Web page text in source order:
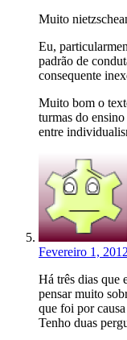
Muito
Eu,
padrão de
consequente
Muito bom o
turmas do
entre
Fevereiro 1,
Há três dias que
pensar muito
que foi por
Tenho duas